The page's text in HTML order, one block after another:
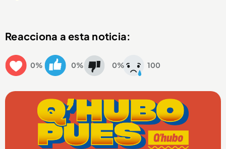
Reacciona a esta noticia:
0% 0% 0% 100